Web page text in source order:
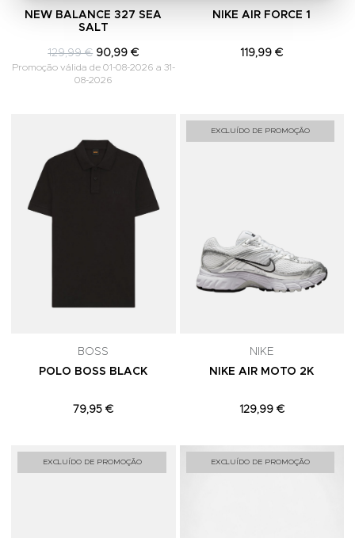
NEW BALANCE 327 SEA
SALT
129,99 € 90,99 €
Promoção válida de 01-08-2026 a 31-
08-2026
NIKE AIR FORCE 1
119,99 €
Adicionar aos Favoritos
BOSS
POLO BOSS BLACK
79,95 €
EXCLUÍDO DE PROMOÇÃO
NIKE
NIKE AIR MOTO 2K
129,99 €
EXCLUÍDO DE PROMOÇÃO Adicionar aos Favoritos
EXCLUÍDO DE PROMOÇÃO